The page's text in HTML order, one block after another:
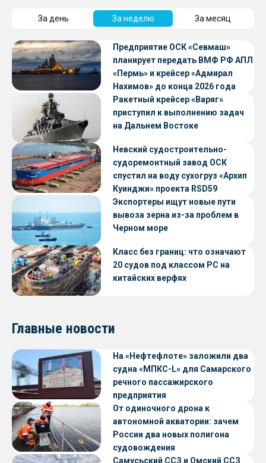
За день За неделю За месяц
Предприятие ОСК «Севмаш»
планирует передать ВМФ РФ АПЛ
«Пермь» и крейсер «Адмирал
Нахимов» до конца 2026 года
Ракетный крейсер «Варяг»
приступил к выполнению задач
на Дальнем Востоке
Невский судостроительно-
судоремонтный завод ОСК
спустил на воду сухогруз «Архип
Куинджи» проекта RSD59
Экспортеры ищут новые пути
вывоза зерна из-за проблем в
Черном море
Класс без границ: что означают
20 судов под классом РС на
китайских верфях
Главные новости
На «Нефтефлоте» заложили два
судна «МПКС-L» для Самарского
речного пассажирского
предприятия
От одиночного дрона к
автономной акватории: зачем
России два новых полигона
судовождения
Самусьский ССЗ и Омский ССЗ